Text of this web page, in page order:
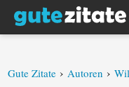
Gute Zitate › Autoren ›